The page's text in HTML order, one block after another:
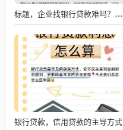
标题，企业找银行贷款难吗？深度剖析与应对策略
银行贷款，信用贷款的主导方式